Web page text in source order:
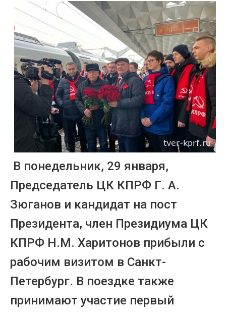
В понедельник, 29 января,
Председатель ЦК КПРФ Г. А.
Зюганов и кандидат на пост
Президента, член Президиума ЦК
КПРФ Н.М. Харитонов прибыли с
рабочим визитом в Санкт-
Петербург. В поездке также
принимают участие первый